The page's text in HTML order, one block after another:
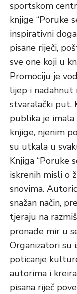
sportskom
knjige “Poruke
inspirativni
pisane riječi,
sve one koji u
Promociju je
lijep i nadahnut
stvaralački put.
publika je
knjige, njenim
su utkala u
Knjiga “Poruke
iskrenih misli o
snovima.
snažan način,
tjeraju na
pronađe mir u
Organizatori su
poticanje
autorima i
pisana riječ